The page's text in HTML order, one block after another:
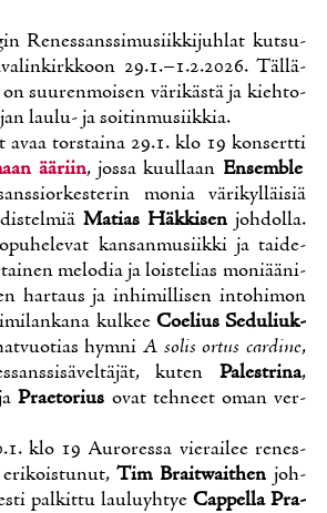
Re­nes­sans­si­musiik­ki­juh­lat kut­su­
29.1.–1.2.2026. Täl­lä­
suu­ren­moi­sen vä­ri­käs­tä ja kieh­to­
lau­lu- ja soi­tin­musiik­kia.
tors­tai­na 29.1. klo 19 kon­sert­ti
ää­riin, jos­sa kuul­laan En­semble
mo­nia vä­ri­kyl­läi­siä
Ma­tias Häk­ki­senjoh­dol­la.
kan­san­musiik­ki ja tai­de­
me­lo­dia ja lois­te­lias mo­ni­ää­ni­
har­taus ja in­hi­mil­li­sen in­to­hi­mon
kul­keeCoe­lius Se­du­liuk­
hym­ni A so­lis or­tus car­di­ne,
ku­ten Pa­le­stri­na,
Prae­to­rius ovat teh­neet oman ver­
klo 19 Au­ro­res­sa vie­rai­lee re­nes­
eri­kois­tu­nut, Tim Braitwait­henjoh­
pal­kit­tu lau­lu­yh­tye Cap­pel­la Pra­